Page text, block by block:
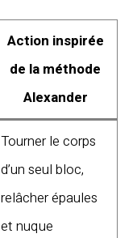
Action inspirée
de la méthode
Alexander
Tourner le corps
d’un seul bloc,
relâcher épaules
et nuque